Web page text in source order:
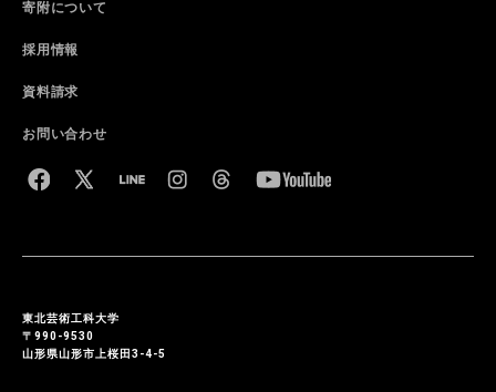
寄附について
採用情報
資料請求
お問い合わせ
東北芸術工科大学
〒990-9530
山形県山形市上桜田3-4-5